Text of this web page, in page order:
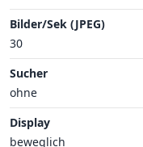
Bilder/Sek (JPEG)
30
Sucher
ohne
Display
beweglich